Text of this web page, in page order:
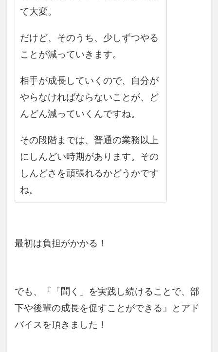
て大変。
だけど、そのうち、少しずつやる
ことが減っていきます。
相手が成長していくので、自分が
やらなければならないことが、ど
んどん減っていくんですね。
その段階までは、普通の業務以上
にしんどい時期があります。その
しんどさを頑張れるかどうかです
ね。
最初は負担がかかる！
でも、『「聞く」を実践し続けることで、部
下や後輩の成長を促すことができる』とアド
バイスを頂きました！